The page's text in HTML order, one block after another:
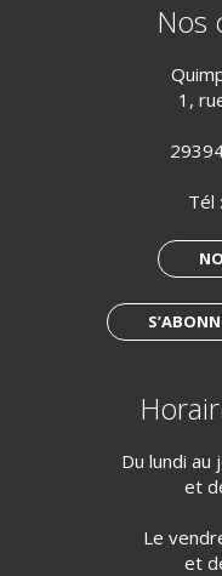
Nos
1,
Tél :
Du lundi au
et
Le
et